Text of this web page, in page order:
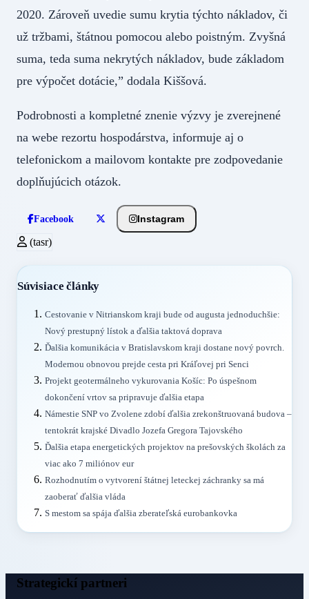
2020. Zároveň uvedie sumu krytia týchto nákladov, či
už tržbami, štátnou pomocou alebo poistným. Zvyšná
suma, teda suma nekrytých nákladov, bude základom
pre výpočet dotácie,” dodala Kiššová.
Podrobnosti a kompletné znenie výzvy je zverejnené
na webe rezortu hospodárstva, informuje aj o
telefonickom a mailovom kontakte pre zodpovedanie
doplňujúcich otázok.
Facebook Instagram
(tasr)
Súvisiace články
Cestovanie v Nitrianskom kraji bude od augusta jednoduchšie:
Nový prestupný lístok a ďalšia taktová doprava
Ďalšia komunikácia v Bratislavskom kraji dostane nový povrch.
Modernou obnovou prejde cesta pri Kráľovej pri Senci
Projekt geotermálneho vykurovania Košíc: Po úspešnom
dokončení vrtov sa pripravuje ďalšia etapa
Námestie SNP vo Zvolene zdobí ďalšia zrekonštruovaná budova –
tentokrát krajské Divadlo Jozefa Gregora Tajovského
Ďalšia etapa energetických projektov na prešovských školách za
viac ako 7 miliónov eur
Rozhodnutím o vytvorení štátnej leteckej záchranky sa má
zaoberať ďalšia vláda
S mestom sa spája ďalšia zberateľská eurobankovka
Strategickí partneri